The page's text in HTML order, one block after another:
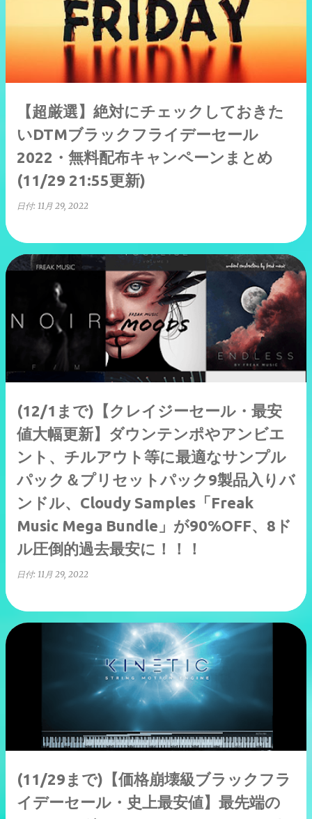
【超厳選】絶対にチェックしておきた
いDTMブラックフライデーセール
2022・無料配布キャンペーンまとめ
(11/29 21:55更新)
日付: 11月 29, 2022
(12/1まで)【クレイジーセール・最安
値大幅更新】ダウンテンポやアンビエ
ント、チルアウト等に最適なサンプル
パック＆プリセットパック9製品入りバ
ンドル、Cloudy Samples「Freak
Music Mega Bundle」が90%OFF、8ド
ル圧倒的過去最安に！！！
日付: 11月 29, 2022
(11/29まで)【価格崩壊級ブラックフラ
イデーセール・史上最安値】最先端の